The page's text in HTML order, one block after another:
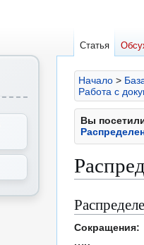
Начало >
Работа с
Вы
Перейти
к
навигации
Перейти
к
поиску
Сокращения:
Статья